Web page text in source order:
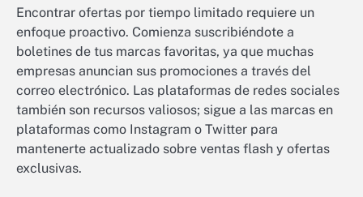
Encontrar ofertas por tiempo limitado requiere un
enfoque proactivo. Comienza suscribiéndote a
boletines de tus marcas favoritas, ya que muchas
empresas anuncian sus promociones a través del
correo electrónico. Las plataformas de redes sociales
también son recursos valiosos; sigue a las marcas en
plataformas como Instagram o Twitter para
mantenerte actualizado sobre ventas flash y ofertas
exclusivas.